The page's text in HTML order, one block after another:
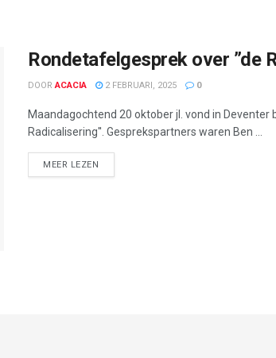
Rondetafelgesprek over ”de
DOOR ACACIA 2 FEBRUARI, 2025 0
Maandagochtend 20 oktober jl. vond in
Radicalisering''. Gesprekspartners waren Ben ...
MEER LEZEN